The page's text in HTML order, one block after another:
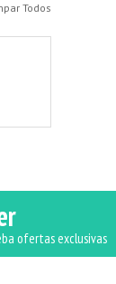
Todos
ofertas exclusivas